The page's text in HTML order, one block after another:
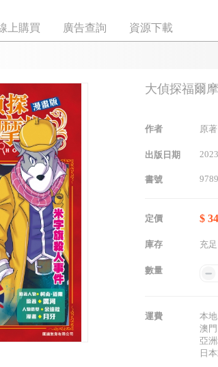
上購買 廣告查詢 資源下載
大偵探福爾
作者 原
出版日期
書號
定價 $
庫存 充足
數量
運費
本
澳
亞
日